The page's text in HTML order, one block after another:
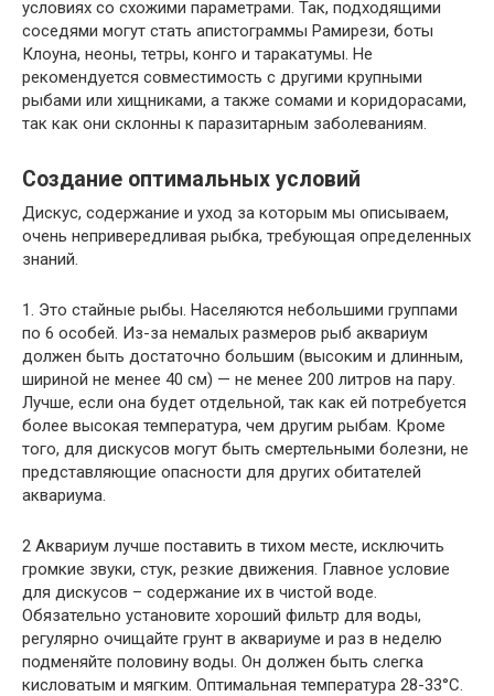
условиях со схожими параметрами. Так, подходящими
соседями могут стать апистограммы Рамирези, боты
Клоуна, неоны, тетры, конго и таракатумы. Не
рекомендуется совместимость с другими крупными
рыбами или хищниками, а также сомами и коридорасами,
так как они склонны к паразитарным заболеваниям.
Создание оптимальных условий
Дискус, содержание и уход за которым мы описываем,
очень непривередливая рыбка, требующая определенных
знаний.
1. Это стайные рыбы. Населяются небольшими группами
по 6 особей. Из-за немалых размеров рыб аквариум
должен быть достаточно большим (высоким и длинным,
шириной не менее 40 см) — не менее 200 литров на пару.
Лучше, если она будет отдельной, так как ей потребуется
более высокая температура, чем другим рыбам. Кроме
того, для дискусов могут быть смертельными болезни, не
представляющие опасности для других обитателей
аквариума.
2 Аквариум лучше поставить в тихом месте, исключить
громкие звуки, стук, резкие движения. Главное условие
для дискусов – содержание их в чистой воде.
Обязательно установите хороший фильтр для воды,
регулярно очищайте грунт в аквариуме и раз в неделю
подменяйте половину воды. Он должен быть слегка
кисловатым и мягким. Оптимальная температура 28-33°С.